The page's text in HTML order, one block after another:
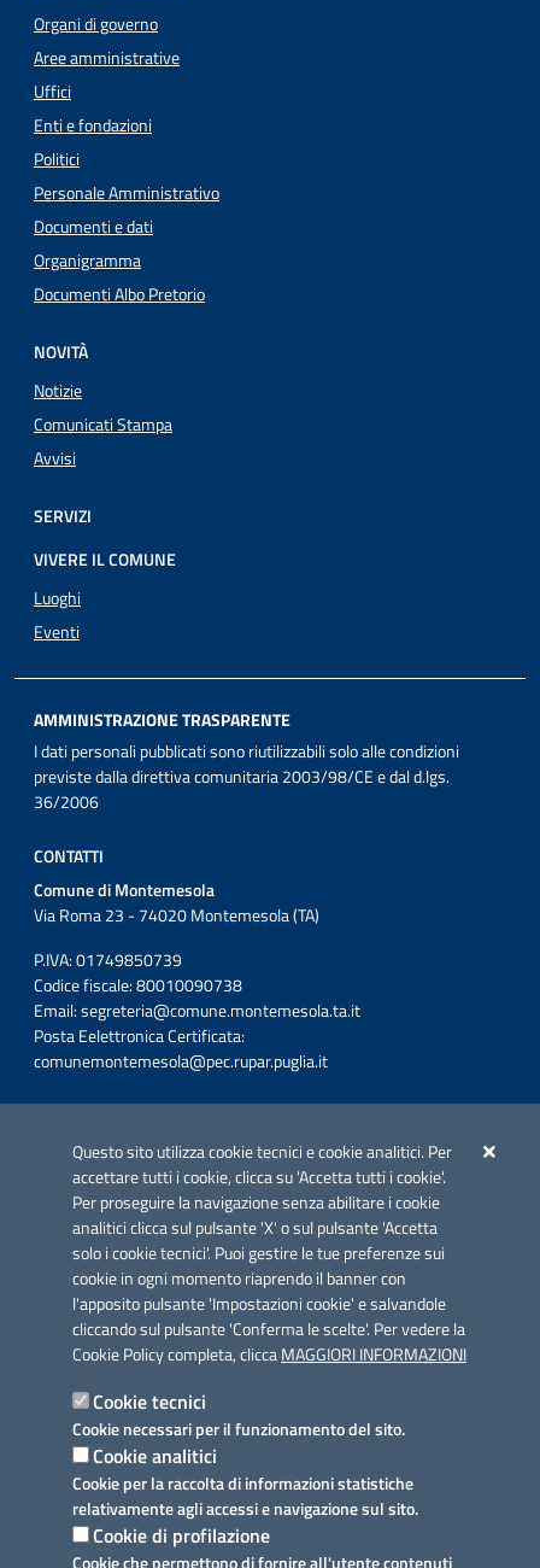
Questo sito utilizza cookie tecnici e cookie analitici. Per
accettare tutti i cookie, clicca su 'Accetta tutti i cookie'.
Per proseguire la navigazione senza abilitare i cookie
analitici clicca sul pulsante 'X' o sul pulsante 'Accetta
solo i cookie tecnici'. Puoi gestire le tue preferenze sui
cookie in ogni momento riaprendo il banner con
l'apposito pulsante 'Impostazioni cookie' e salvandole
cliccando sul pulsante 'Conferma le scelte'. Per vedere la
Cookie Policy completa, cliccaMAGGIORI INFORMAZIONI
Cookie tecnici
Cookie necessari per il funzionamento del sito.
Cookie analitici
Cookie per la raccolta di informazioni statistiche
relativamente agli accessi e navigazione sul sito.
Cookie di profilazione
Cookie che permettono di fornire all'utente contenuti
Organi di governo
Aree amministrative
Uffici
Enti e fondazioni
Politici
Personale Amministrativo
Documenti e dati
Organigramma
Documenti Albo Pretorio
NOVITÀ
Notizie
Comunicati Stampa
Avvisi
SERVIZI
VIVERE IL COMUNE
Luoghi
Eventi
AMMINISTRAZIONE TRASPARENTE
I dati personali pubblicati sono riutilizzabili solo alle condizioni
previste dalla direttiva comunitaria 2003/98/CE e dal d.lgs.
36/2006
CONTATTI
Comune di Montemesola
Via Roma 23 - 74020 Montemesola (TA)
P.IVA: 01749850739
Codice fiscale: 80010090738
Email:segreteria@comune.montemesola.ta.it
Posta Eelettronica Certificata:
comunemontemesola@pec.rupar.puglia.it
Azione 2.3.
Link utili
Informativa privacy
Dichiarazione di accessibilità
Note legali
Domande frequenti